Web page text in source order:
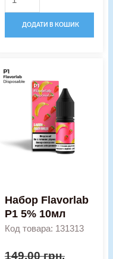
ДОДАТИ В КОШИК
Набор Flavorlab
Р1 5% 10мл
Код товара: 131313
149,00грн.
ціна:
149,00 грн..110,00
Flavorlab
кількість